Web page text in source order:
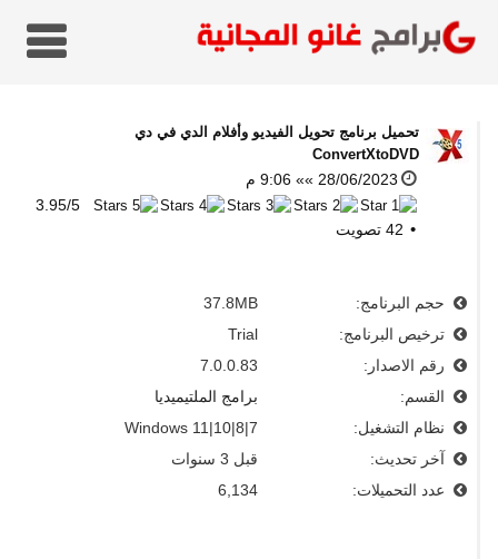
تحميل برنامج تحويل الفيديو وأفلام الدي في دي
ConvertXtoDVD
28/06/2023 »» 9:06 م
3.95/5
42تصويت
حجم البرنامج:
37.8MB
ترخيص البرنامج:
Trial
رقم الاصدار:
7.0.0.83
القسم:
برامج الملتيميديا
نظام التشغيل:
Windows 11|10|8|7
آخر تحديث:
قبل 3 سنوات
عدد التحميلات:
6,134